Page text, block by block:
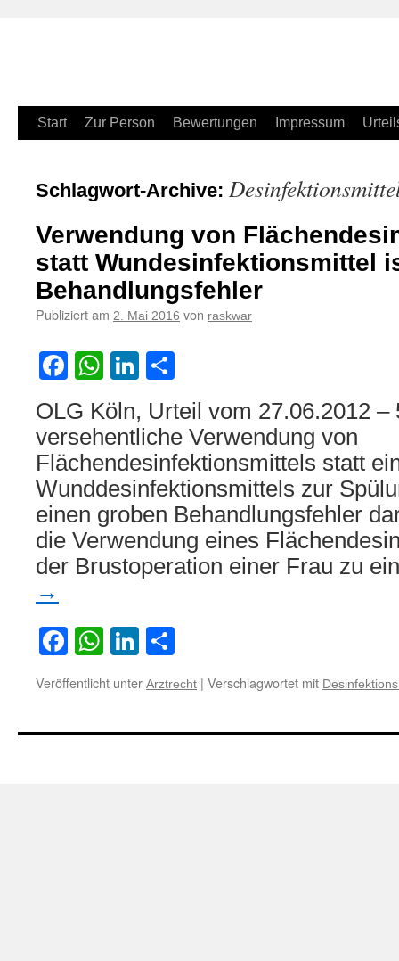
Zum
springen
Start Zur Person Bewertungen Impressum
Schlagwort-Archive:
Verwendung von
statt Wundesinfektionsmittel
Behandlungsfehler
Publiziert am 2. Mai 2016 von raskwar
Facebook
WhatsApp
LinkedIn
OLG Köln, Urteil vom 27.06.2012 –
versehentliche Verwendung von
Flächendesinfektionsmittels statt
Wunddesinfektionsmittels zur
einen groben Behandlungsfehler
die Verwendung eines
der Brustoperation einer Frau zu
→
Facebook
WhatsApp
LinkedIn
Veröffentlicht unter Arztrecht | Verschlagwortet mit